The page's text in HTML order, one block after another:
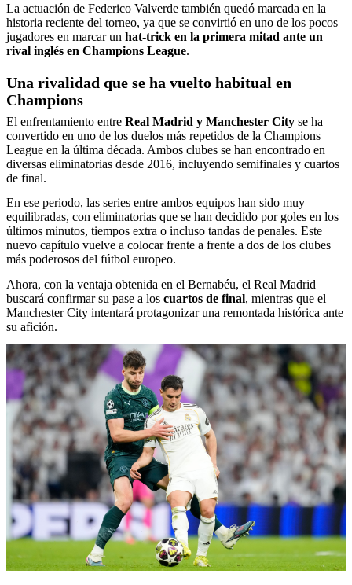
La actuación de Federico Valverde también quedó marcada en la
historia reciente del torneo, ya que se convirtió en uno de los pocos
jugadores en marcar un hat-trick en la primera mitad ante un
rival inglés en Champions League.
Una rivalidad que se ha vuelto habitual en
Champions
El enfrentamiento entre Real Madrid y Manchester City se ha
convertido en uno de los duelos más repetidos de la Champions
League en la última década. Ambos clubes se han encontrado en
diversas eliminatorias desde 2016, incluyendo semifinales y cuartos
de final.
En ese periodo, las series entre ambos equipos han sido muy
equilibradas, con eliminatorias que se han decidido por goles en los
últimos minutos, tiempos extra o incluso tandas de penales. Este
nuevo capítulo vuelve a colocar frente a frente a dos de los clubes
más poderosos del fútbol europeo.
Ahora, con la ventaja obtenida en el Bernabéu, el Real Madrid
buscará confirmar su pase a los cuartos de final, mientras que el
Manchester City intentará protagonizar una remontada histórica ante
su afición.